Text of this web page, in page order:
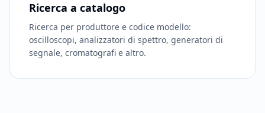
Ricerca a catalogo
Ricerca per produttore e codice modello:
oscilloscopi, analizzatori di spettro, generatori di
segnale, cromatografi e altro.